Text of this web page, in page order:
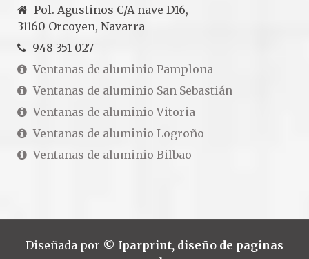
Pol. Agustinos C/A nave D16,
31160 Orcoyen, Navarra
948 351 027
Ventanas de aluminio Pamplona
Ventanas de aluminio San Sebastián
Ventanas de aluminio Vitoria
Ventanas de aluminio Logroño
Ventanas de aluminio Bilbao
Diseñada por © Iparprint, diseño de paginas